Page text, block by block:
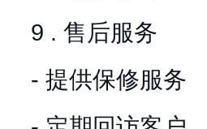
9 . 售后服务
- 提供保修服务